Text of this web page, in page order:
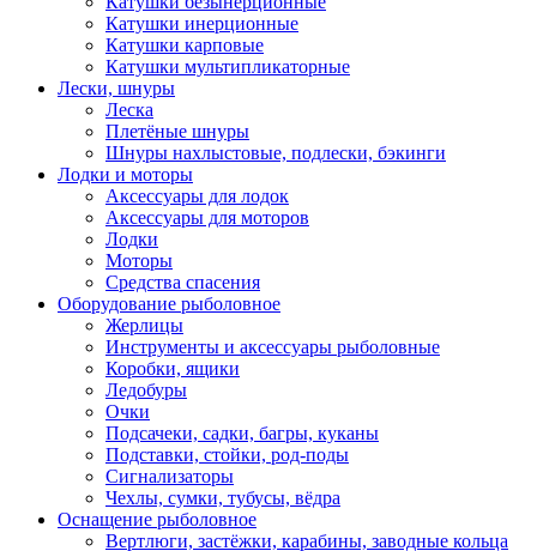
Катушки инерционные
Катушки карповые
Катушки мультипликаторные
Лески, шнуры
Леска
Плетёные шнуры
Шнуры нахлыстовые, подлески, бэкинги
Лодки и моторы
Аксессуары для лодок
Аксессуары для моторов
Лодки
Моторы
Средства спасения
Оборудование рыболовное
Жерлицы
Инструменты и аксессуары рыболовные
Коробки, ящики
Ледобуры
Очки
Подсачеки, садки, багры, куканы
Подставки, стойки, род-поды
Сигнализаторы
Чехлы, сумки, тубусы, вёдра
Оснащение рыболовное
Вертлюги, застёжки, карабины, заводные кольца